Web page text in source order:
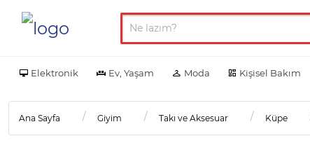
Elektronik Ev, Yaşam Moda Kişisel Bakım
Ana Sayfa Giyim Takı ve Aksesuar Küpe